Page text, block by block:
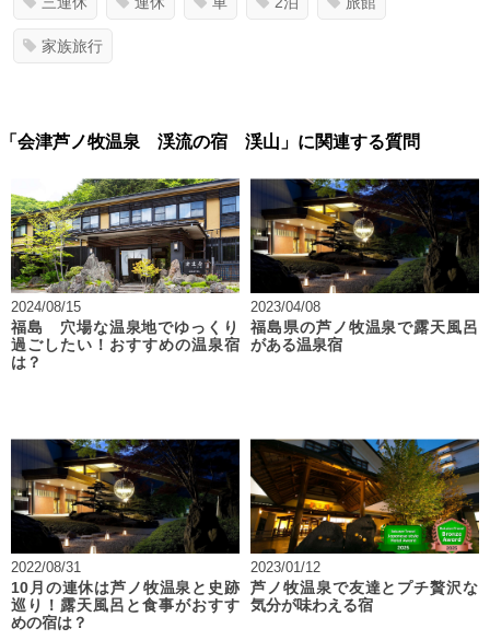
家族旅行
「会津芦ノ牧温泉 渓流の宿 渓山」に関連する質問
2024/08/15
福島 穴場な温泉地でゆっくり
過ごしたい！おすすめの温泉宿
は？
2023/04/08
福島県の芦ノ牧温泉で露天風呂
がある温泉宿
2022/08/31
10月の連休は芦ノ牧温泉と史跡
巡り！露天風呂と食事がおすす
めの宿は？
2023/01/12
芦ノ牧温泉で友達とプチ贅沢な
気分が味わえる宿